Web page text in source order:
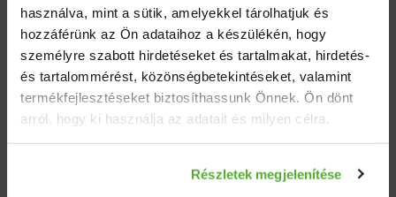
használva, mint a sütik, amelyekkel tárolhatjuk és
hozzáférünk az Ön adataihoz a készülékén, hogy
személyre szabott hirdetéseket és tartalmakat, hirdetés-
és tartalommérést, közönségbetekintéseket, valamint
termékfejlesztéseket biztosíthassunk Önnek. Ön dönt
arról, hogy ki használja az adatait és milyen célra.
Információgyűjtés az Ön földrajzi elhelyezkedéséről
Részletek megjelenítése
Eladó házak
Eladó lakások
Települések